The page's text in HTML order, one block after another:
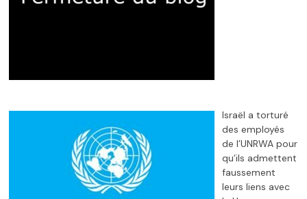
Israël a torturé
des employés
de l’UNRWA pour
qu’ils admettent
faussement
leurs liens avec